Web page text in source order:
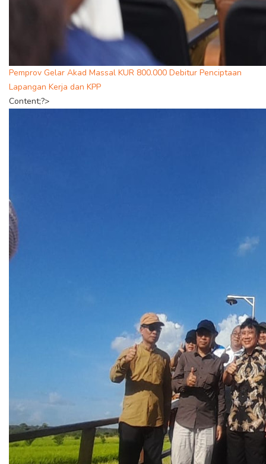
Pemprov Gelar Akad Massal KUR 800.000 Debitur Penciptaan
Lapangan Kerja dan KPP
Content;?>